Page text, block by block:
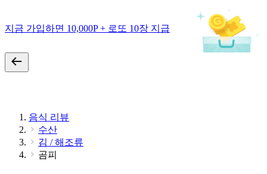
지금 가입하면 10,000P + 로또 10장 지급
음식 리뷰
수산
김 / 해조류
곰피